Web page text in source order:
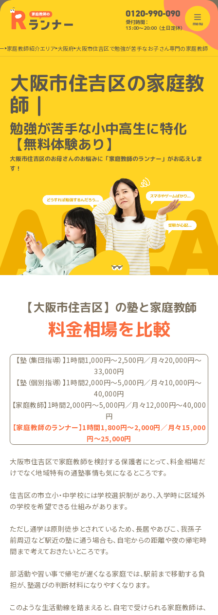
0120-990-090
受付時間：
13:00〜20:00（土日定休）
menu
家庭教師紹介エリア 大阪府 大阪市住吉区で勉強が苦手なお子さん専門の家庭教師
大阪市住吉区の家庭教
師｜
勉強が苦手な小中高生に特化
【無料体験あり】
大阪市住吉区のお母さんのお悩みに「家庭教師のランナー」がお応えしま
す！
【大阪市住吉区】の塾と家庭教師
料金相場を比較
【塾（集団指導）】1時間1,000円〜2,500円／月々20,000円〜
33,000円
【塾（個別指導）】1時間2,000円〜5,000円／月々10,000円〜
40,000円
【家庭教師】1時間2,000円〜5,000円／月々12,000円〜40,000
円
【家庭教師のランナー】1時間1,800円〜2,000円／月々15,000
円〜25,000円
大阪市住吉区で家庭教師を検討する保護者にとって、料金相場だ
けでなく地域特有の通塾事情も気になるところです。
住吉区の市立小・中学校には学校選択制があり、入学時に区域外
の学校を希望できる仕組みがあります。
ただし通学は原則徒歩とされているため、長居やあびこ、我孫子
前周辺など駅近の塾に通う場合も、自宅からの距離や夜の帰宅時
間まで考えておきたいところです。
部活動や習い事で帰宅が遅くなる家庭では、駅前まで移動する負
担が、塾選びの判断材料になりやすくなります。
このような生活動線を踏まえると、自宅で受けられる家庭教師は、